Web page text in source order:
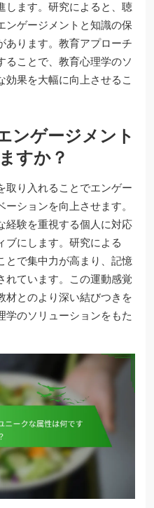
します。研究によると、聴
ンゲージメントと知識の保
あります。教育アプローチ
ることで、教育心理学のソ
効果を大幅に向上させるこ
ンゲージメント
すか？
取り入れることでエンゲー
ションを向上させます。
経験を重視する個人に対応
ブにします。研究による
とで集中力が高まり、記憶
れています。この運動感覚
材とのより深い結びつきを
学のソリューションをもた